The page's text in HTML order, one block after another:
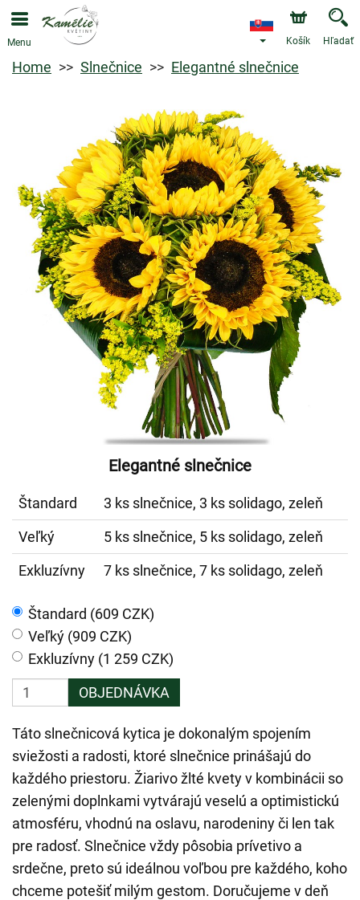
Menu Košík Hľadať
Home Slnečnice Elegantné slnečnice
Elegantné slnečnice
Štandard
3 ks slnečnice, 3 ks solidago, zeleň
Veľký
5 ks slnečnice, 5 ks solidago, zeleň
Exkluzívny
7 ks slnečnice, 7 ks solidago, zeleň
Štandard (609 CZK)
Veľký (909 CZK)
Exkluzívny (1 259 CZK)
OBJEDNÁVKA
Táto slnečnicová kytica je dokonalým spojením
sviežosti a radosti, ktoré slnečnice prinášajú do
každého priestoru. Žiarivo žlté kvety v kombinácii so
zelenými doplnkami vytvárajú veselú a optimistickú
atmosféru, vhodnú na oslavu, narodeniny či len tak
pre radosť. Slnečnice vždy pôsobia prívetivo a
srdečne, preto sú ideálnou voľbou pre každého, koho
chceme potešiť milým gestom. Doručujeme v deň